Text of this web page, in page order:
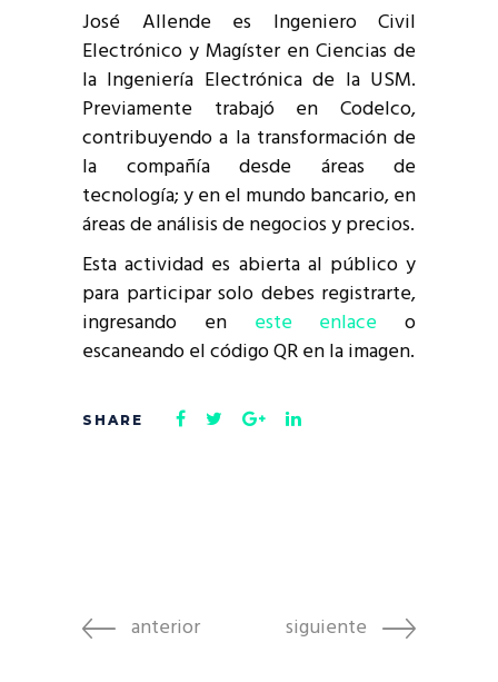
José Allende es Ingeniero Civil
Electrónico y Magíster en Ciencias de
la Ingeniería Electrónica de la USM.
Previamente trabajó en Codelco,
contribuyendo a la transformación de
la compañía desde áreas de
tecnología; y en el mundo bancario, en
áreas de análisis de negocios y precios.
Esta actividad es abierta al público y
para participar solo debes registrarte,
ingresando en este enlace o
escaneando el código QR en la imagen.
anterior siguiente